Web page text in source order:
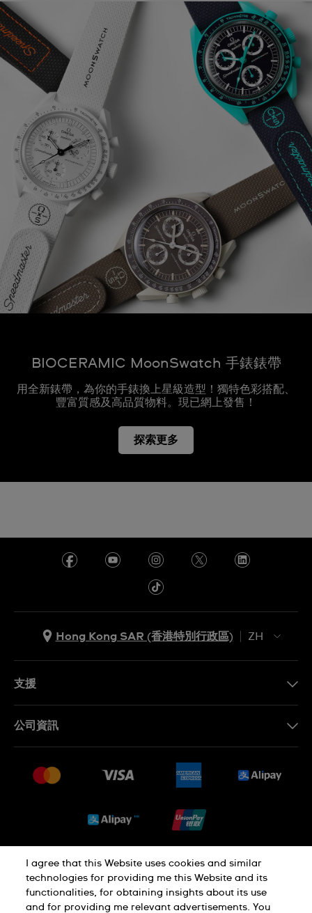
BIOCERAMIC MoonSwatch 手錶錶帶
用全新錶帶，為你的手錶換上星級造型！獨特色彩搭配、
豐富質感及高品質物料。現已網上發售！
探索更多
Hong Kong SAR (香港特別行政區)
ZH
支援
銷售條款
公司資訊
就業機會
I agree that this Website uses cookies and similar
technologies for providing me this Website and its
functionalities, for obtaining insights about its use
and for providing me relevant advertisements. You